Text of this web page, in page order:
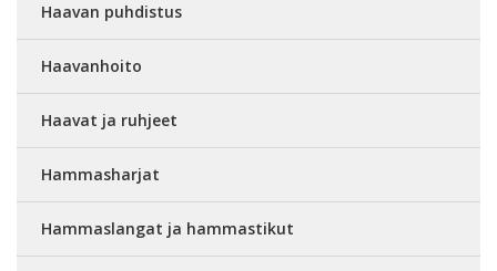
Haavan puhdistus
Haavanhoito
Haavat ja ruhjeet
Hammasharjat
Hammaslangat ja hammastikut